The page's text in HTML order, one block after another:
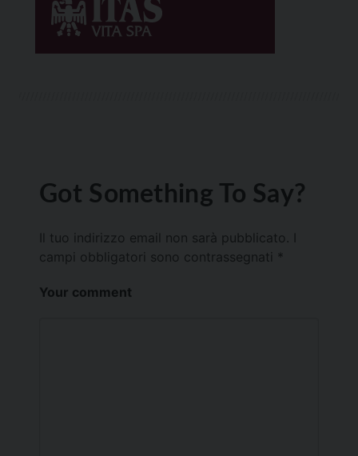
Got Something To Say?
Il tuo indirizzo email non sarà pubblicato.
campi obbligatori sono contrassegnati *
Your comment